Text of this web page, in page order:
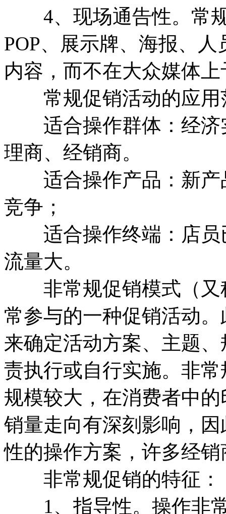
4、现场通告性。常规
POP、展示牌、海报、
内容，而不在大众媒体
常规促销活动的应用
适合操作群体：经济
理商、经销商。
适合操作产品：新产
竞争；
适合操作终端：店员
流量大。
非常规促销模式（又
常参与的一种促销活动
来确定活动方案、主题
责执行或自行实施。非
规模较大，在消费者中
销量走向有深刻影响，
性的操作方案，许多经
非常规促销的特征：
1、指导性。操作非常